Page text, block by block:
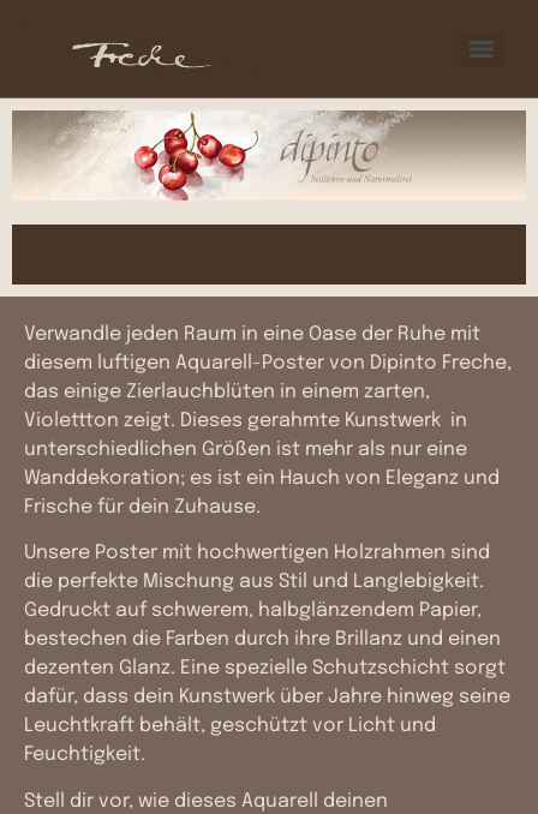
Verwandle jeden Raum in eine Oase der Ruhe mit
diesem luftigen Aquarell-Poster von Dipinto Freche,
das einige Zierlauchblüten in einem zarten,
Violettton zeigt. Dieses gerahmte Kunstwerk in
unterschiedlichen Größen ist mehr als nur eine
Wanddekoration; es ist ein Hauch von Eleganz und
Frische für dein Zuhause.
Unsere Poster mit hochwertigen Holzrahmen sind
die perfekte Mischung aus Stil und Langlebigkeit.
Gedruckt auf schwerem, halbglänzendem Papier,
bestechen die Farben durch ihre Brillanz und einen
dezenten Glanz. Eine spezielle Schutzschicht sorgt
dafür, dass dein Kunstwerk über Jahre hinweg seine
Leuchtkraft behält, geschützt vor Licht und
Feuchtigkeit.
Stell dir vor, wie dieses Aquarell deinen